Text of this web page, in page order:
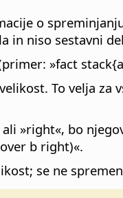
o
in niso sestavni
»fact
To velja
»right«, bo
b right)«.
se ne